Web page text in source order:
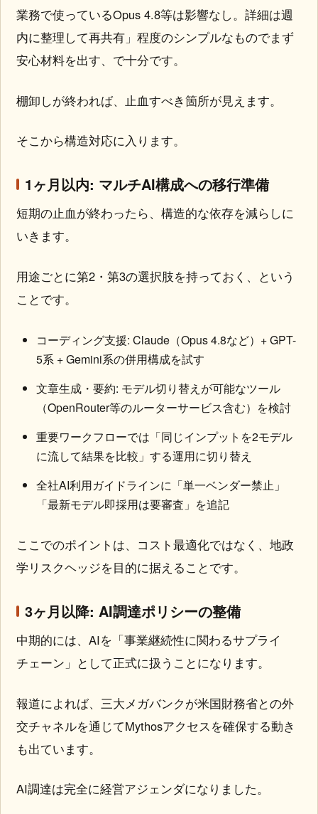
業務で使っているOpus 4.8等は影響なし。詳細は週
内に整理して再共有」程度のシンプルなものでまず
安心材料を出す、で十分です。
棚卸しが終われば、止血すべき箇所が見えます。
そこから構造対応に入ります。
1ヶ月以内: マルチAI構成への移行準備
短期の止血が終わったら、構造的な依存を減らしに
いきます。
用途ごとに第2・第3の選択肢を持っておく、という
ことです。
コーディング支援: Claude（Opus 4.8など）+ GPT-
5系 + Gemini系の併用構成を試す
文章生成・要約: モデル切り替えが可能なツール
（OpenRouter等のルーターサービス含む）を検討
重要ワークフローでは「同じインプットを2モデル
に流して結果を比較」する運用に切り替え
全社AI利用ガイドラインに「単一ベンダー禁止」
「最新モデル即採用は要審査」を追記
ここでのポイントは、コスト最適化ではなく、地政
学リスクヘッジを目的に据えることです。
3ヶ月以降: AI調達ポリシーの整備
中期的には、AIを「事業継続性に関わるサプライ
チェーン」として正式に扱うことになります。
報道によれば、三大メガバンクが米国財務省との外
交チャネルを通じてMythosアクセスを確保する動き
も出ています。
AI調達は完全に経営アジェンダになりました。